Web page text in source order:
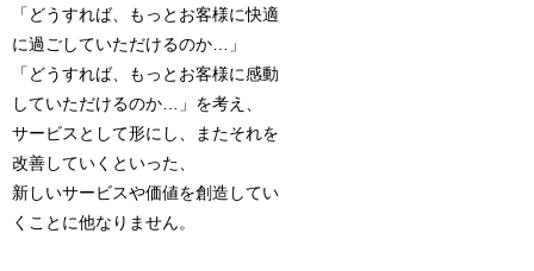
「どうすれば、もっとお客様に快適
に過ごしていただけるのか…」
「どうすれば、もっとお客様に感動
していただけるのか…」を考え、
サービスとして形にし、またそれを
改善していくといった、
新しいサービスや価値を創造してい
くことに他なりません。